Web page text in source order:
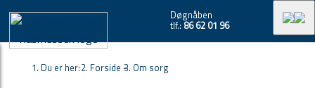
Døgnåben
tlf.:86 62 01 96
Du er her: Forside - Om sorg